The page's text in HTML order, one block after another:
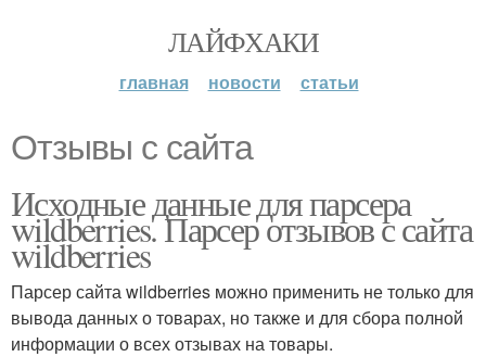
ЛАЙФХАКИ
главная новости статьи
Отзывы с сайта
Исходные данные для парсера
wildberries. Парсер отзывов с сайта
wildberries
Парсер сайта wildberries можно применить не только для
вывода данных о товарах, но также и для сбора полной
информации о всех отзывах на товары.